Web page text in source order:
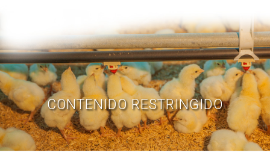
Transparencia
Contrataciones
Contáctenos
Regístrese – Solo
avicultores
Inicia Sesión
CONTENIDO RESTRINGIDO